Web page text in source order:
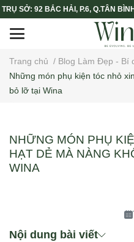
TRỤ SỞ: 92 BẮC HẢI, P.6, Q.TÂN
Trang chủ / Blog Làm Đẹp - Bí
Những món phụ kiện tóc nhỏ
bỏ lỡ tại Wina
NHỮNG MÓN PHỤ
HẠT DẺ MÀ NÀNG
WINA
Nội dung bài viết